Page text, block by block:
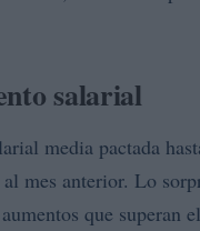
salarial
media pactada
mes anterior. Lo
que superan